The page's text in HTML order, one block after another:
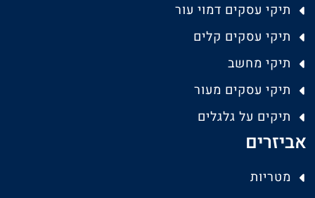
תיקי עסקים דמוי עור
תיקי עסקים קלים
תיקי מחשב
תיקי עסקים מעור
תיקים על גלגלים
אביזרים
מטריות